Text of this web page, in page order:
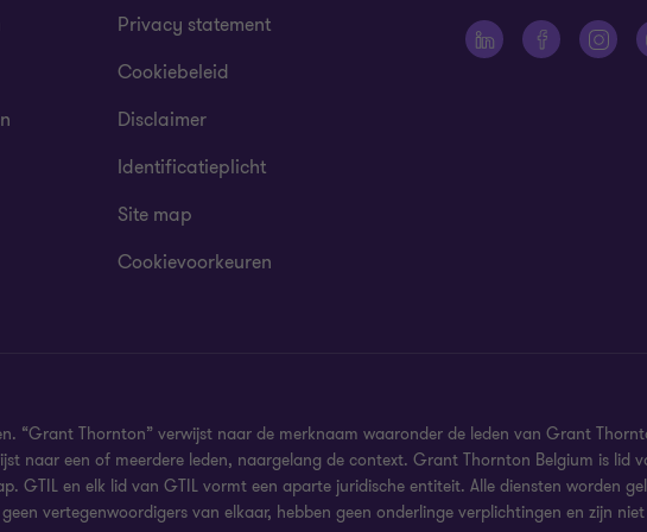
Privacy statement
Cookiebeleid
Disclaimer
Identificatieplicht
Site map
Cookievoorkeuren
“Grant Thornton” verwijst naar de merknaam waaronder de leden van Grant
naar een of meerdere leden, naargelang de context. Grant Thornton Belgium is lid
GTIL en elk lid van GTIL vormt een aparte juridische entiteit. Alle diensten worden
vertegenwoordigers van elkaar, hebben geen onderlinge verplichtingen en zijn